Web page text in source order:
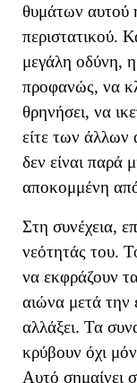
θυμάτων αυτού
περιστατικού.
μεγάλη οδύνη, η
προφανώς, να
θρηνήσει, να
είτε των
δεν είναι παρά
αποκομμένη
Στη συνέχεια,
νεότητάς του.
να εκφράζουν
αιώνα μετά την
αλλάξει. Τα
κρύβουν όχι
Αυτό σημαίνει